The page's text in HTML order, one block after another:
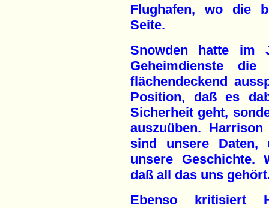
Flughafen, wo die
Seite.
Snowden hatte im
Geheimdienste
flächendeckend
Position, daß es
Sicherheit geht,
auszuüben.
sind unsere Daten,
unsere Geschichte.
daß all das uns
Ebenso kritisiert